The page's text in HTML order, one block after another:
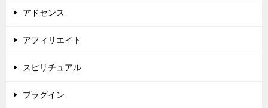
アドセンス
アフィリエイト
スピリチュアル
プラグイン